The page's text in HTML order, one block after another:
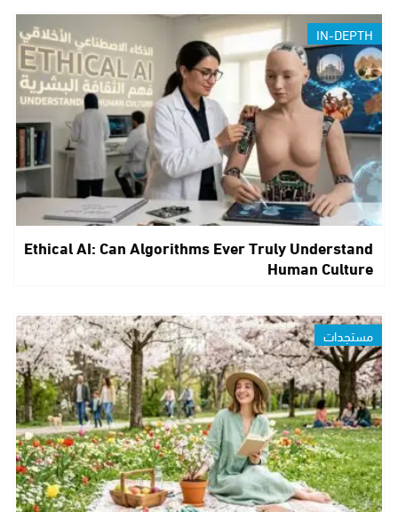
IN-DEPTH
Ethical AI: Can Algorithms Ever Truly Understand
Human Culture
مستجدات